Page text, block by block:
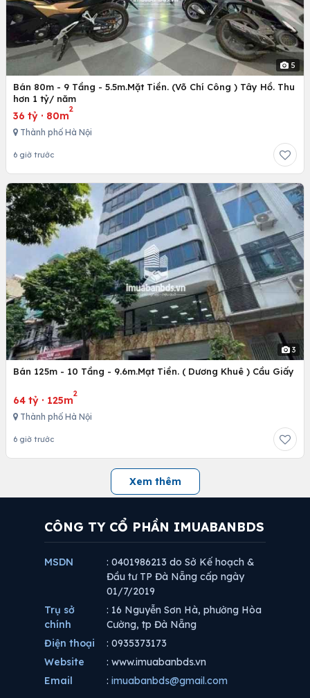
5
Bán 80m - 9 Tầng - 5.5m.Mặt Tiền. (Võ Chí Công ) Tây Hồ. Thu
hơn 1 tỷ/ năm
36 tỷ · 80m
2
Thành phố Hà Nội
6 giờ trước
3
Bán 125m - 10 Tầng - 9.6m.Mạt Tiền. ( Dương Khuê ) Cầu Giấy
64 tỷ · 125m
2
Thành phố Hà Nội
6 giờ trước
Xem thêm
CÔNG TY CỔ PHẦN IMUABANBDS
MSDN
: 0401986213 do Sở Kế hoạch &
Đầu tư TP Đà Nẵng cấp ngày
01/7/2019
Trụ sở
chính
: 16 Nguyễn Sơn Hà, phường Hòa
Cường, tp Đà Nẵng
Điện thoại
: 0935373173
Website
: www.imuabanbds.vn
Email
: imuabanbds@gmail.com